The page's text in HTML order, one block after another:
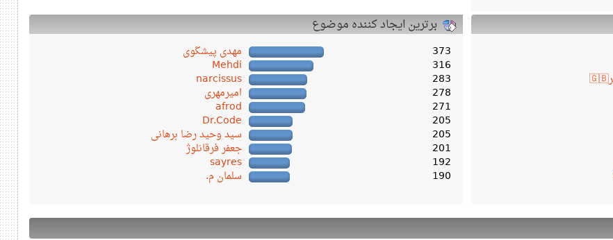
برترین ایجاد کننده موضوع
مهدی پیشگوی 373
Mehdi 316
narcissus 283
امیرمهری 278
afrod 271
Dr.Code 205
سید وحید رضا برهانی 205
جعفر فرقانلوژ 201
sayres 192
سلمان م. 190